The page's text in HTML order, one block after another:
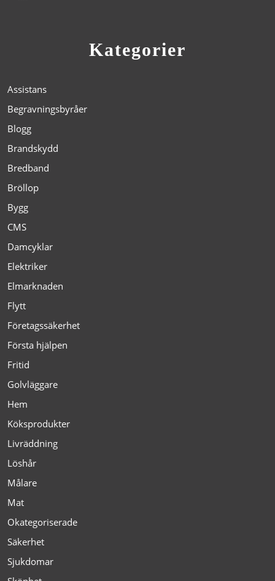
Kategorier
Assistans
Begravningsbyråer
Blogg
Brandskydd
Bredband
Bröllop
Bygg
CMS
Damcyklar
Elektriker
Elmarknaden
Flytt
Företagssäkerhet
Första hjälpen
Fritid
Golvläggare
Hem
Köksprodukter
Livräddning
Löshår
Målare
Mat
Okategoriserade
Säkerhet
Sjukdomar